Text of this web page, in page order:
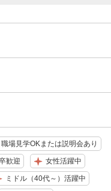
職場見学OKまたは説明会あり
歓迎 女性活躍中
ミドル（40代～）活躍中